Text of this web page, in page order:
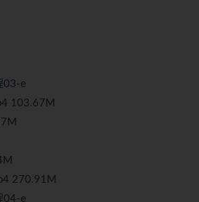
03-e
103.67M
270.91M
04-e